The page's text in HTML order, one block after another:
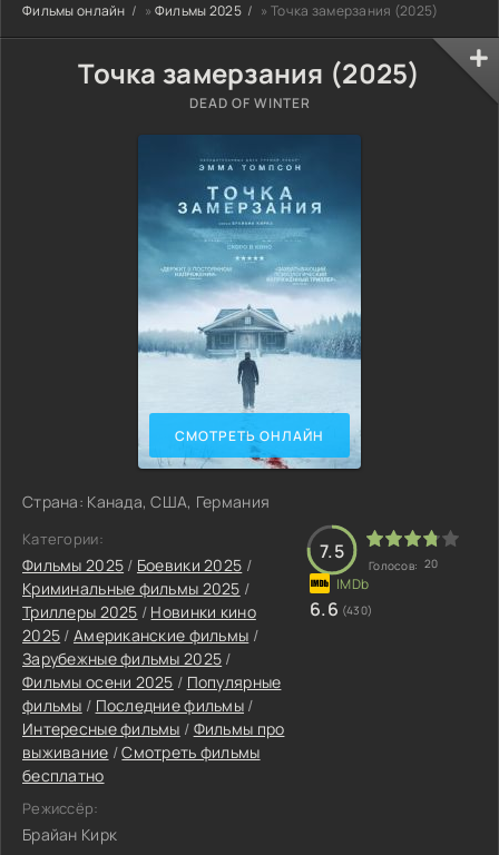
Фильмы онлайн » Фильмы 2025 » Точка замерзания (2025)
Точка замерзания (2025)
DEAD OF WINTER
СМОТРЕТЬ ОНЛАЙН
Страна: Канада, США, Германия
Категории:
Фильмы 2025 / Боевики 2025 /
Криминальные фильмы 2025 /
Триллеры 2025 / Новинки кино
2025 / Американские фильмы /
Зарубежные фильмы 2025 /
Фильмы осени 2025 / Популярные
фильмы / Последние фильмы /
Интересные фильмы / Фильмы про
выживание /Смотреть фильмы
бесплатно
Режиссёр:
Брайан Кирк
7.5
Голосов: 20
6.6 (430)